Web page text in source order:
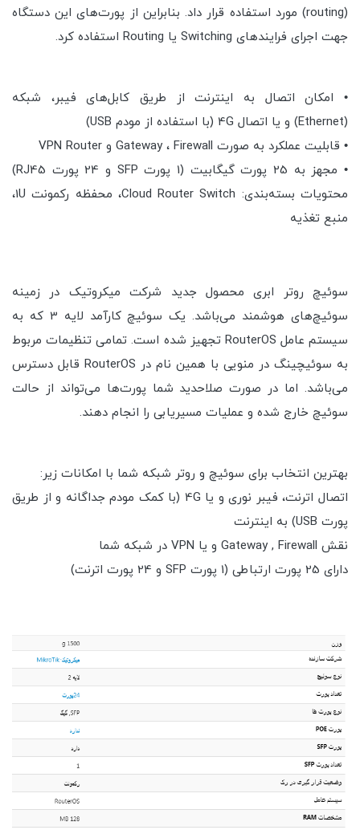
(routing) مورد استفاده قرار داد. بنابراین از پورت‌های این دستگاه
جهت اجرای فرایندهای Switching یا Routing استفاده کرد.
• امکان اتصال به اینترنت از طریق کابل‌های فیبر، شبکه
(Ethernet) و یا اتصال 4G (با استفاده از مودم USB)
• قابلیت عملکرد به صورت Gateway ، Firewall و VPN Router
• مجهز به 25 پورت گیگابیت (1 پورت SFP و 24 پورت RJ45)
محتویات بسته‌بندی: Cloud Router Switch، محفظه رکمونت 1U،
منبع تغذیه
سوئیچ روتر ابری محصول جدید شرکت میکروتیک در زمینه
سوئیچ‌های هوشمند می‌باشد. یک سوئیچ کارآمد لایه 3 که به
سیستم عامل RouterOS تجهیز شده است. تمامی تنظیمات مربوط
به سوئیچینگ در منویی با همین نام در RouterOS قابل دسترس
می‌باشد. اما در صورت صلاحدید شما پورت‌ها می‌تواند از حالت
سوئیچ خارج شده و عملیات مسیریابی را انجام دهند.
بهترین انتخاب برای سوئیچ و روتر شبکه شما با امکانات زیر:
اتصال اترنت، فیبر نوری و یا 4G (با کمک مودم جداگانه و از طریق
پورت USB) به اینترنت
نقش Gateway , Firewall و یا VPN در شبکه شما
دارای 25 پورت ارتباطی (1 پورت SFP و 24 پورت اترنت)